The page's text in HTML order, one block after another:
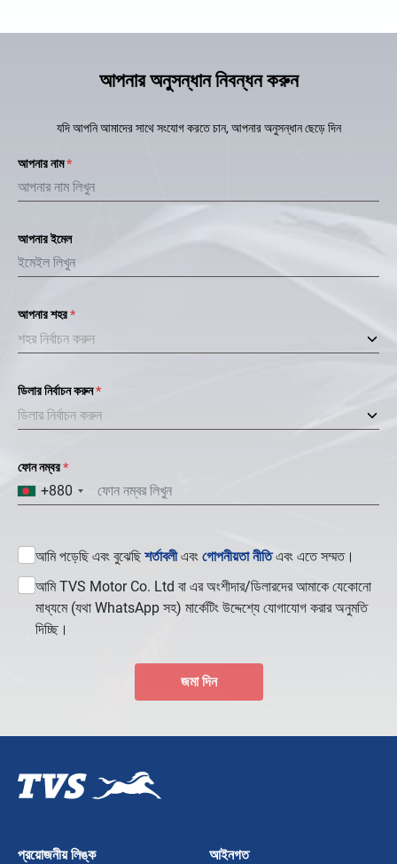
সর্বোচ্চ টর্ক
আপনার অনুসন্ধান নিবন্ধন করুন
যদি আপনি আমাদের সাথে সংযোগ করতে চান, আপনার অনুসন্ধান ছেড়ে দিন
আপনার নাম*
আপনার ইমেল
আপনার শহর*
শহর নির্বাচন করুন
ডিলার নির্বাচন করুন*
ডিলার নির্বাচন করুন
ফোন নম্বর*
+880
আমি পড়েছি এবং বুঝেছিশর্তাবলীএবং গোপনীয়তা নীতিএবং এতে সম্মত।
আমি TVS Motor Co. Ltd বা এর অংশীদার/ডিলারদের আমাকে যেকোনো
মাধ্যমে (যথা WhatsApp সহ) মার্কেটিং উদ্দেশ্যে যোগাযোগ করার অনুমতি
দিচ্ছি।
জমা দিন
প্রয়োজনীয় লিঙ্ক আইনগত